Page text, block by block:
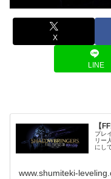
X
LINE
【
プレ
リー
にし
www.shumiteki-